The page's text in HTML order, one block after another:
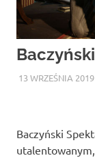
Baczyński
13 WRZEŚNIA 2019
Baczyński